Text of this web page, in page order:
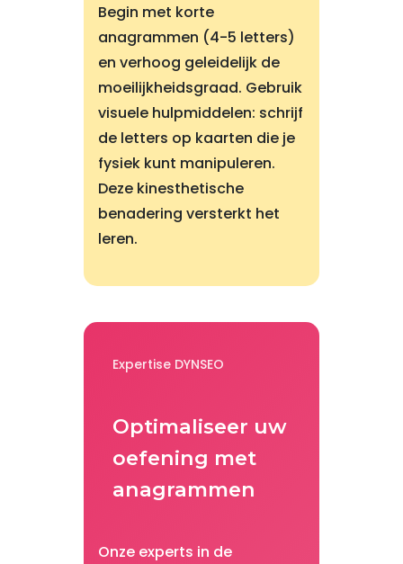
Begin met korte
anagrammen (4-5 letters)
en verhoog geleidelijk de
moeilijkheidsgraad. Gebruik
visuele hulpmiddelen: schrijf
de letters op kaarten die je
fysiek kunt manipuleren.
Deze kinesthetische
benadering versterkt het
leren.
Expertise DYNSEO
Optimaliseer uw
oefening met
anagrammen
Onze experts in de